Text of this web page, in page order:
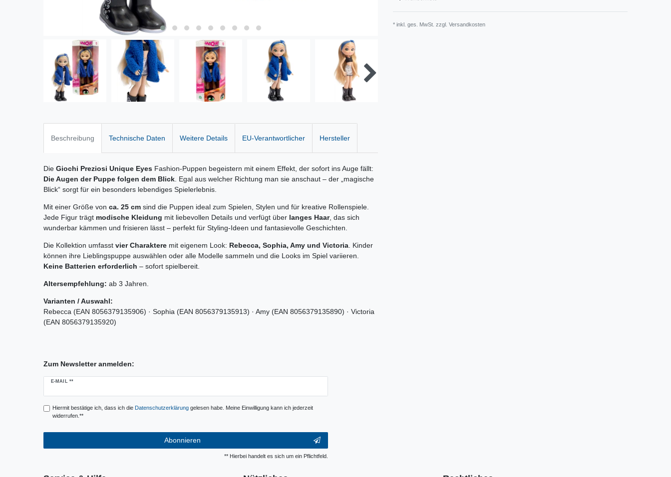
* inkl. ges. MwSt. zzgl. Versandkosten
Beschreibung Technische Daten Weitere Details EU-Verantwortlicher Hersteller
Die Giochi Preziosi Unique Eyes Fashion-Puppen begeistern mit einem Effekt, der sofort ins Auge fällt:
Die Augen der Puppe folgen dem Blick . Egal aus welcher Richtung man sie anschaut – der „magische
Blick“ sorgt für ein besonders lebendiges Spielerlebnis.
Mit einer Größe von ca. 25 cm sind die Puppen ideal zum Spielen, Stylen und für kreative Rollenspiele.
Jede Figur trägt modische Kleidung mit liebevollen Details und verfügt über langes Haar, das sich
wunderbar kämmen und frisieren lässt – perfekt für Styling-Ideen und fantasievolle Geschichten.
Die Kollektion umfasst vier Charaktere mit eigenem Look: Rebecca, Sophia, Amy und Victoria . Kinder
können ihre Lieblingspuppe auswählen oder alle Modelle sammeln und die Looks im Spiel variieren.
Keine Batterien erforderlich – sofort spielbereit.
Altersempfehlung: ab 3 Jahren.
Varianten / Auswahl:
Rebecca (EAN 8056379135906) · Sophia (EAN 8056379135913) · Amy (EAN 8056379135890) · Victoria
(EAN 8056379135920)
Zum Newsletter anmelden:
E-MAIL **
Newsletter
Hiermit bestätige ich, dass ich die Daten­schutz­erklärunggelesen habe. Meine Einwilligung kann ich jederzeit
widerrufen.**
Abonnieren
** Hierbei handelt es sich um ein Pflichtfeld.